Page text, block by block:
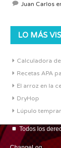
Juan Carlos
LO MÁS
Calculadora
Recetas APA
El arroz en la
DryHop
Lúpulo
Todos los